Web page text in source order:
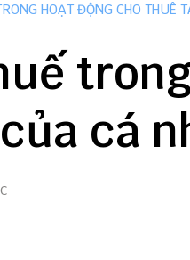
HOẠT ĐỘNG CHO THUÊ
cá